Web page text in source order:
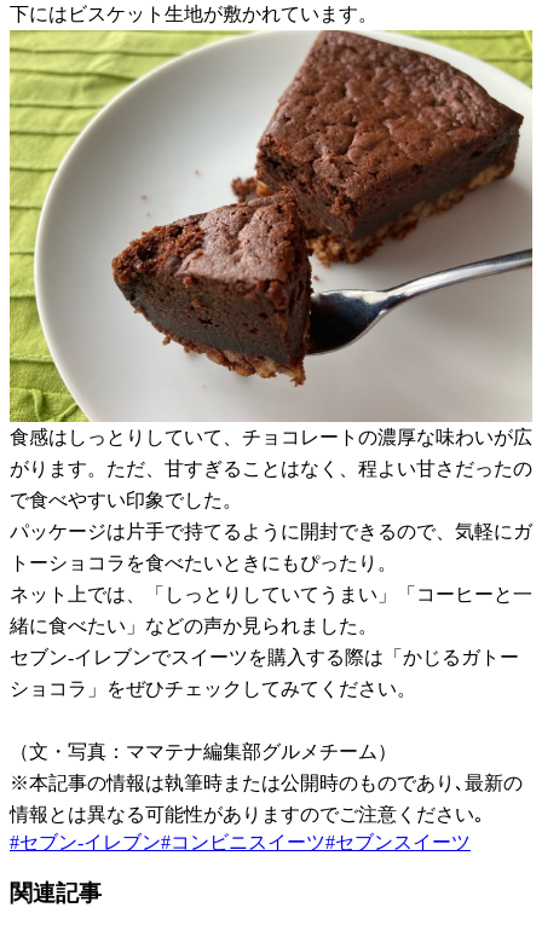
下にはビスケット生地が敷かれています。
食感はしっとりしていて、チョコレートの濃厚な味わいが広
がります。ただ、甘すぎることはなく、程よい甘さだったの
で食べやすい印象でした。
パッケージは片手で持てるように開封できるので、気軽にガ
トーショコラを食べたいときにもぴったり。
ネット上では、「しっとりしていてうまい」「コーヒーと一
緒に食べたい」などの声か見られました。
セブン-イレブンでスイーツを購入する際は「かじるガトー
ショコラ」をぜひチェックしてみてください。
（文・写真：ママテナ編集部グルメチーム）
※本記事の情報は執筆時または公開時のものであり､最新の
情報とは異なる可能性がありますのでご注意ください｡
#セブン-イレブン#コンビニスイーツ#セブンスイーツ
関連記事